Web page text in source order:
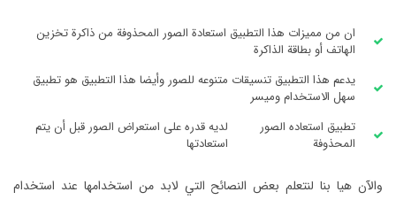
ان من مميزات هذا التطبيق استعادة الصور المحذوفة من ذاكرة تخزين
الهاتف أو بطاقة الذاكرة
يدعم هذا التطبيق تنسيقات متنوعه للصور وأيضا هذا التطبيق هو تطبيق
سهل الاستخدام وميسر
تطبيق استعاده الصور
المحذوفة
لديه قدره على استعراض الصور قبل أن يتم
استعادتها
والآن هيا بنا لنتعلم بعض النصائح التي لابد من استخدامها عند استخدام